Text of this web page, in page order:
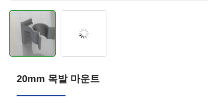
20mm 목발 마운트